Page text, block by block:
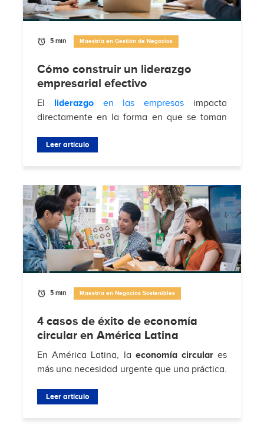
5 min Maestría en Gestión de Negocios
Cómo construir un liderazgo
empresarial efectivo
El liderazgoen las empresas impacta
directamente en la forma en que se toman
enfrentan desafíos del mercado. Según
Leer artículo
5 min Maestría en Negocios Sostenibles
4 casos de éxito de economía
circular en América Latina
En América Latina, la economía circulares
más una necesidad urgente que una práctica.
Residuos Sólidos Municipales
Leer artículo